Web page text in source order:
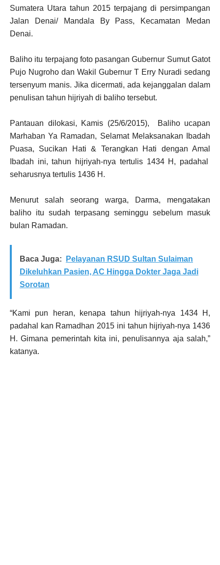
Sumatera Utara tahun 2015 terpajang di persimpangan
Jalan Denai/ Mandala By Pass, Kecamatan Medan
Denai.
Baliho itu terpajang foto pasangan Gubernur Sumut Gatot
Pujo Nugroho dan Wakil Gubernur T Erry Nuradi sedang
tersenyum manis. Jika dicermati, ada kejanggalan dalam
penulisan tahun hijriyah di baliho tersebut.
Pantauan dilokasi, Kamis (25/6/2015), Baliho ucapan
Marhaban Ya Ramadan, Selamat Melaksanakan Ibadah
Puasa, Sucikan Hati & Terangkan Hati dengan Amal
Ibadah ini, tahun hijriyah-nya tertulis 1434 H, padahal
seharusnya tertulis 1436 H.
Menurut salah seorang warga, Darma, mengatakan
baliho itu sudah terpasang seminggu sebelum masuk
bulan Ramadan.
Baca Juga:
Pelayanan RSUD Sultan Sulaiman
Dikeluhkan Pasien, AC Hingga Dokter Jaga Jadi
Sorotan
“Kami pun heran, kenapa tahun hijriyah-nya 1434 H,
padahal kan Ramadhan 2015 ini tahun hijriyah-nya 1436
H. Gimana pemerintah kita ini, penulisannya aja salah,”
katanya.